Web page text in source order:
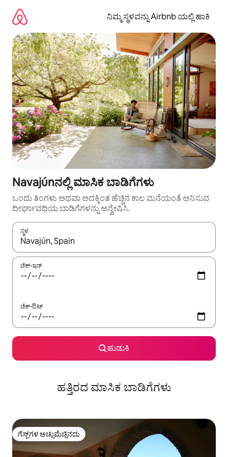
ಹೋಗಿ
ನಿಮ್ಮ ಸ್ಥಳವನ್ನು Airbnb ಯಲ್ಲಿ ಹಾಕಿ
Navajúnನಲ್ಲಿ ಮಾಸಿಕ ಬಾಡಿಗೆಗಳು
ಒಂದು ತಿಂಗಳು ಅಥವಾ ಅದಕ್ಕಿಂತ ಹೆಚ್ಚಿನ ಕಾಲ ಮನೆಯಂತೆ ಅನಿಸುವ
ದೀರ್ಘಾವಧಿಯ ಬಾಡಿಗೆಗಳನ್ನು ಅನ್ವೇಷಿಸಿ.
ಸ್ಥಳ
ಫಲಿತಾಂಶಗಳು ಲಭ್ಯವಿರುವಾಗ, ಅಪ್ ಮತ್ತು ಡೌನ್ ಬಾಣದ ಕೀಲಿಗಳೊಂದಿಗೆ
ಚೆಕ್-ಇನ್
ಚೆಕ್-ಔಟ್
ಹುಡುಕಿ
ಹತ್ತಿರದ ಮಾಸಿಕ ಬಾಡಿಗೆಗಳು
ಗೆಸ್ಟ್‌ಗಳ ಅಚ್ಚುಮೆಚ್ಚಿನದು
ಗೆಸ್ಟ್‌ಗಳ ಅಚ್ಚುಮೆಚ್ಚಿನದು